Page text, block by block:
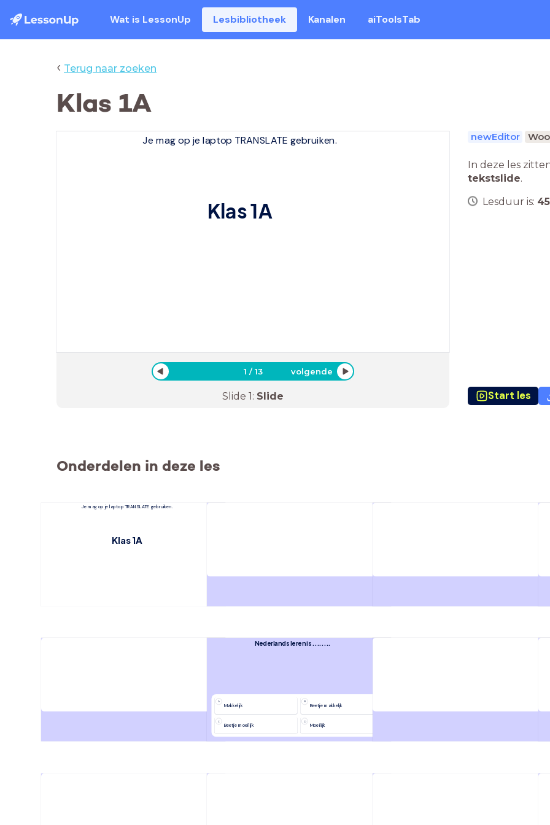
Wat is LessonUp Lesbibliotheek Kanalen aiToolsTab
‹ Terug naar zoeken
Klas 1A
Klas 1A
Je mag op je laptop TRANSLATE gebruiken.
1 /13 volgende
Slide 1: Slide
newEditor
In deze les
tekstslide.
Lesduur is: 45
Start les
Onderdelen in deze les
Klas 1A
Je mag op je laptop TRANSLATE gebruiken.
Nederlands leren is ........
A
Makkelijk Beetje makkeljk
C
Beetje moeilijk
D
Moeilijk